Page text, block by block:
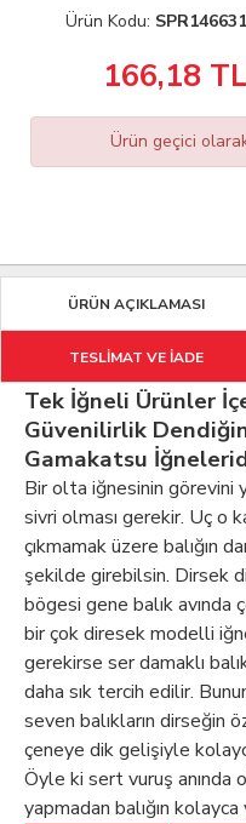
Ürün Kodu:
166,18TL
Ürün geçici
ÜRÜN AÇIKLAMASI
TESLİMAT VE İADE
Tek İğneli Ürünler
Güvenilirlik
Gamakatsu
Bir olta iğnesinin görevini
sivri olması gerekir. Uç o
çıkmamak üzere balığın
şekilde girebilsin. Dirsek
bögesi gene balık
bir çok diresek modelli
gerekirse ser damaklı
daha sık tercih edilir.
seven balıkların dirseğin
çeneye dik gelişiyle
Öyle ki sert vuruş anında
yapmadan balığın